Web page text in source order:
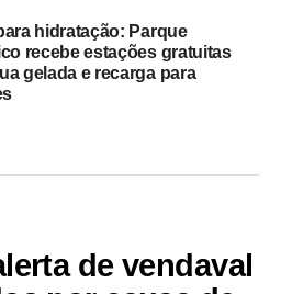
hidratação: Parque
recebe estações gratuitas
gelada e recarga para
de vendaval